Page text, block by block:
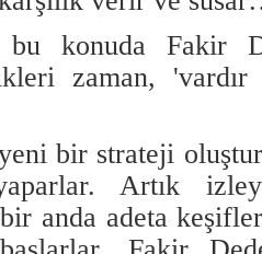
bu konuda Fakir
zaman,
bir strateji
Artık
anda adeta